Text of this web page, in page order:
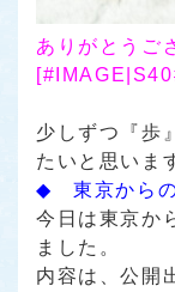
ありがとうご
少しずつ 『歩
たいと思いま
◆ 東京から
今日は東京か
ました。
内容は、公開